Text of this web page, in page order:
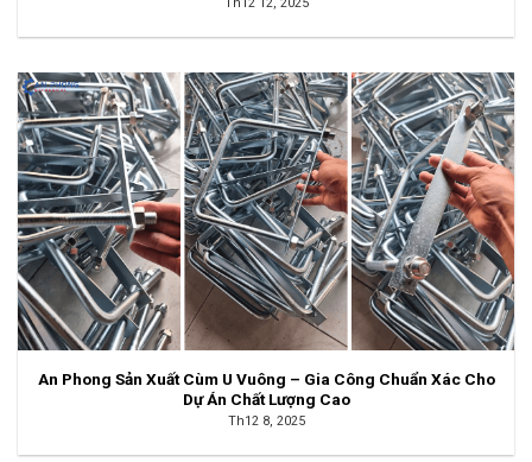
An Phong Sản Xuất Cùm U Vuông – Gia Công Chuẩn Xác Cho
Dự Án Chất Lượng Cao
Th12 8, 2025